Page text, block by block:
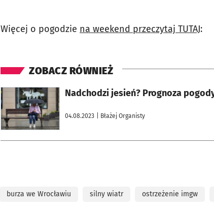
Więcej o pogodzie na weekend przeczytaj TUTAJ:
ZOBACZ RÓWNIEŻ
Nadchodzi jesień? Prognoza
04.08.2023 | Błażej Organisty
otworzy się w nowej karcie
burza we Wrocławiu silny wiatr ostrzeżenie imgw